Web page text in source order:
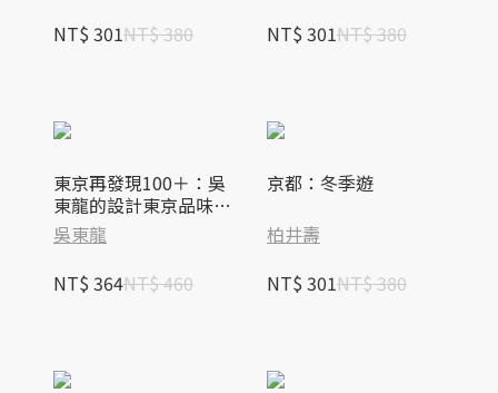
NT$ 301NT$ 380
NT$ 301NT$ 380
東京再發現100＋：吳
東龍的設計東京品味入
門指南【隨書附『東京
散策TOKYO WALKS地
圖』別冊】
吳東龍
NT$ 364NT$ 460
京都：冬季遊
柏井壽
NT$ 301NT$ 380